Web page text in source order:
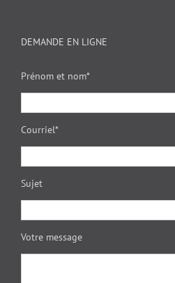
DEMANDE EN LIGNE
Prénom et nom*
Courriel*
Sujet
Votre message